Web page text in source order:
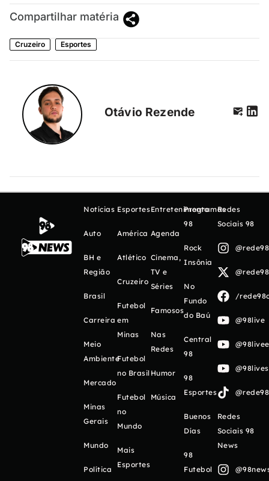
Compartilhar matéria
Cruzeiro Esportes
Otávio Rezende
Notícias
Auto
BH e
Região
Brasil
Carreira
Meio
Ambiente
Mercado
Minas
Gerais
Mundo
Política
Esportes
América
Atlético
Cruzeiro
Futebol
em
Minas
Futebol
no Brasil
Futebol
no
Mundo
Mais
Esportes
Entretenimento
Agenda
Cinema,
TV e
Séries
Famosos
Nas
Redes
Humor
Música
Programas
98
Rock
Insônia
No
Fundo
do Baú
Central
98
98
Esportes
Buenos
Días
98
Futebol
Redes
Sociais 98
/
@98live
Redes
Sociais 98
News